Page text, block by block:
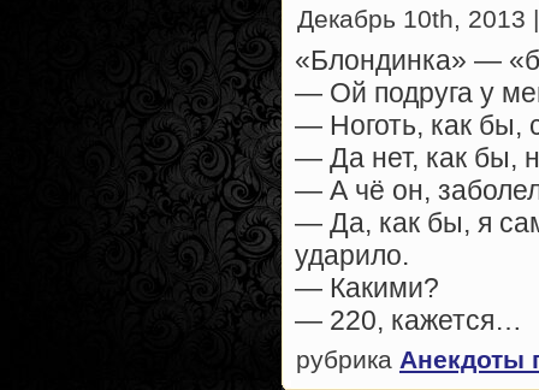
Декабрь 10th, 2013 |
«Блондинка» —
— Ой подруга у
— Ноготь, как бы,
— Да нет, как бы,
— А чё он,
— Да, как бы, я
ударило.
— Какими?
— 220, кажется…
рубрика Анекдоты